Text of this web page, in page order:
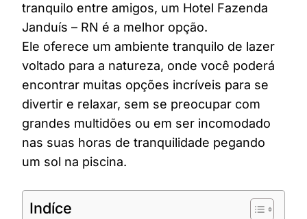
tranquilo entre amigos, um Hotel Fazenda
Janduís – RN é a melhor opção.
Ele oferece um ambiente tranquilo de lazer
voltado para a natureza, onde você poderá
encontrar muitas opções incríveis para se
divertir e relaxar, sem se preocupar com
grandes multidões ou em ser incomodado
nas suas horas de tranquilidade pegando
um sol na piscina.
Indíce